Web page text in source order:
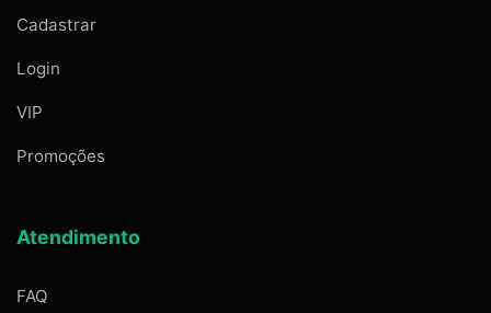
Cadastrar
Login
VIP
Promoções
Atendimento
FAQ